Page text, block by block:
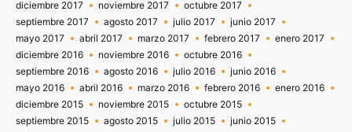
diciembre 2017
noviembre 2017
octubre 2017
septiembre 2017
agosto 2017 julio 2017
junio 2017
mayo 2017
abril 2017 marzo 2017 febrero 2017
enero 2017
diciembre 2016
noviembre 2016
octubre 2016
septiembre 2016
agosto 2016 julio 2016
junio 2016
mayo 2016
abril 2016 marzo 2016 febrero 2016
enero 2016
diciembre 2015
noviembre 2015
octubre 2015
septiembre 2015
agosto 2015 julio 2015
junio 2015